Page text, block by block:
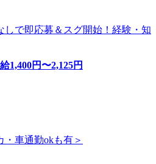
しで即応募＆スグ開始！経験・知
1,400円〜2,125円
車通勤okも有＞